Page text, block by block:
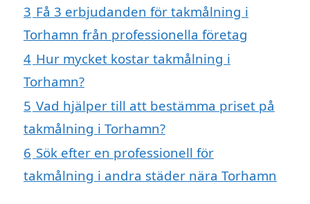
3 Få 3 erbjudanden för takmålning i
Torhamn från professionella företag
4 Hur mycket kostar takmålning i
Torhamn?
5 Vad hjälper till att bestämma priset på
takmålning i Torhamn?
6 Sök efter en professionell för
takmålning i andra städer nära Torhamn